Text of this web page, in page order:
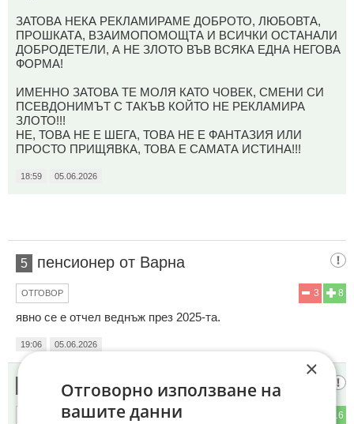
ЗАТОВА НЕКА РЕКЛАМИРАМЕ ДОБРОТО, ЛЮБОВТА,
ПРОШКАТА, ВЗАИМОПОМОЩТА И ВСИЧКИ ОСТАНАЛИ
ДОБРОДЕТЕЛИ, А НЕ ЗЛОТО ВЪВ ВСЯКА ЕДНА НЕГОВА
ФОРМА!
ИМЕННО ЗАТОВА ТЕ МОЛЯ КАТО ЧОВЕК, СМЕНИ СИ
ПСЕВДОНИМЪТ С ТАКЪВ КОЙТО НЕ РЕКЛАМИРА
ЗЛОТО!!!
НЕ, ТОВА НЕ Е ШЕГА, ТОВА НЕ Е ФАНТАЗИЯ ИЛИ
ПРОСТО ПРИЩЯВКА, ТОВА Е САМАТА ИСТИНА!!!
18:59 05.06.2026
5 пенсионер от Варна
8
3
ОТГОВОР
явно се е отчел веднъж през 2025-та.
19:06 05.06.2026
Пустиня(к)
16
×
Отговорно използване на
вашите данни